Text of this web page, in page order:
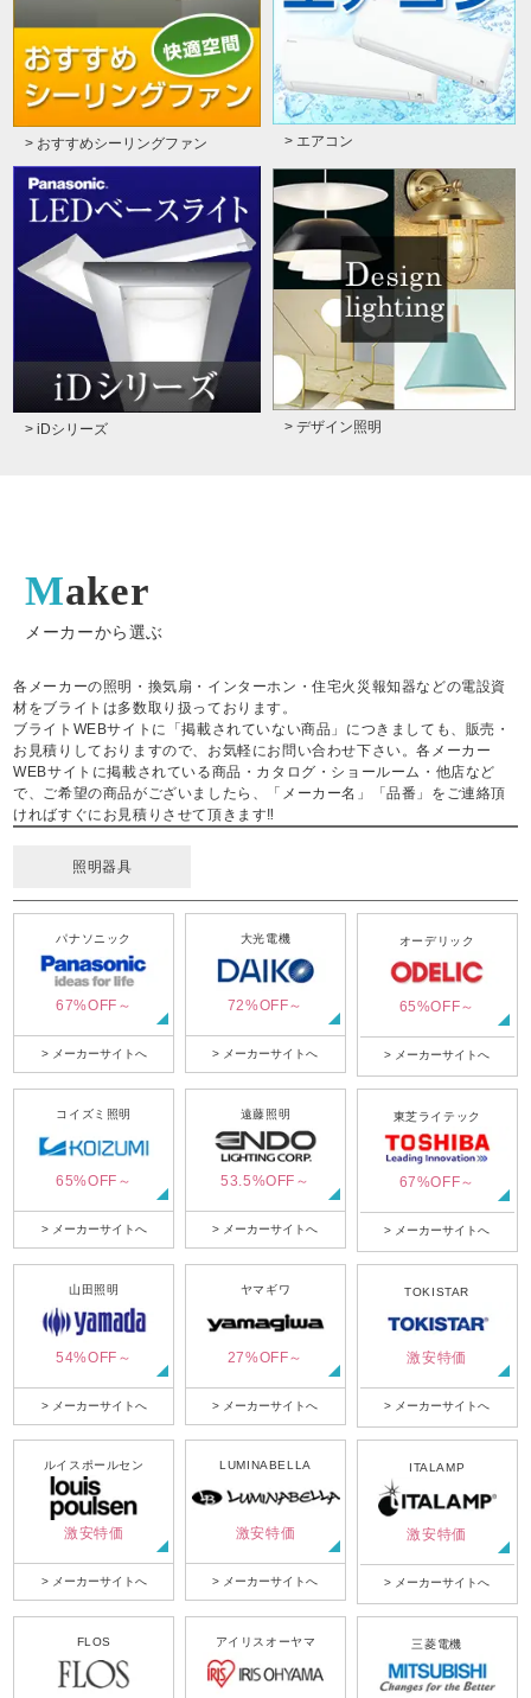
> おすすめシーリングファン > エアコン
> iDシリーズ > デザイン照明
Maker
メーカーから選ぶ
各メーカーの照明・換気扇・インターホン・住宅火災報知器などの電設資
材をブライトは多数取り扱っております。
ブライトWEBサイトに「掲載されていない商品」につきましても、販売・
お見積りしておりますので、お気軽にお問い合わせ下さい。各メーカー
WEBサイトに掲載されている商品・カタログ・ショールーム・他店など
で、ご希望の商品がございましたら、「メーカー名」「品番」をご連絡頂
ければすぐにお見積りさせて頂きます‼
照明器具
パナソニック
67%OFF～
> メーカーサイトへ
大光電機
72%OFF～
> メーカーサイトへ
オーデリック
65%OFF～
> メーカーサイトへ
コイズミ照明
65%OFF～
> メーカーサイトへ
遠藤照明
53.5%OFF～
> メーカーサイトへ
東芝ライテック
67%OFF～
> メーカーサイトへ
山田照明
54%OFF～
> メーカーサイトへ
ヤマギワ
27%OFF～
> メーカーサイトへ
TOKISTAR
激安特価
> メーカーサイトへ
ルイスポールセン
激安特価
> メーカーサイトへ
LUMINABELLA
激安特価
> メーカーサイトへ
ITALAMP
激安特価
> メーカーサイトへ
FLOS アイリスオーヤマ 三菱電機